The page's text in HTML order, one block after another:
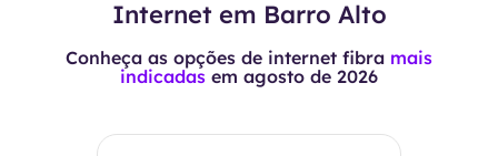
Internet em Barro Alto
Conheça as opções de internet fibra mais
indicadas em agosto de 2026